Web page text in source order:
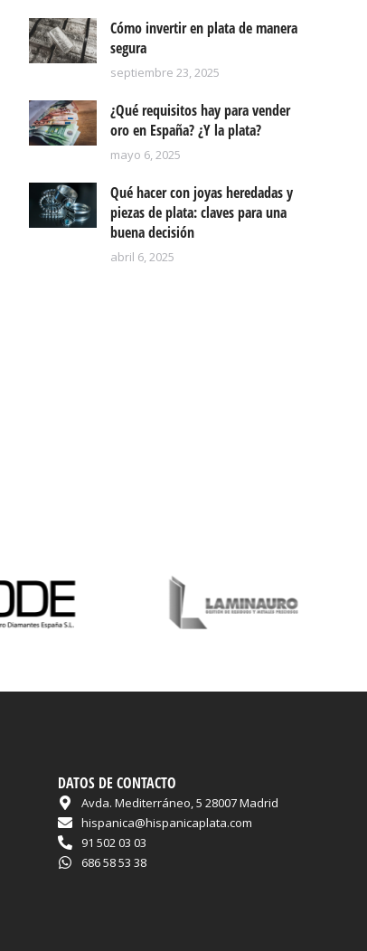
Cómo invertir en plata de manera
segura
septiembre 23, 2025
¿Qué requisitos hay para vender
oro en España? ¿Y la plata?
mayo 6, 2025
Qué hacer con joyas heredadas y
piezas de plata: claves para una
buena decisión
abril 6, 2025
DATOS DE CONTACTO
Avda. Mediterráneo, 5 28007 Madrid
hispanica@hispanicaplata.com
91 502 03 03
686 58 53 38